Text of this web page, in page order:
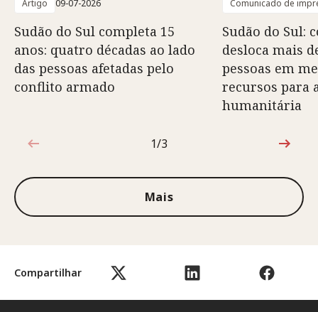
Compartilhar
Artigo 09-07-2026
Sudão do Sul completa 15
anos: quatro décadas ao lado
das pessoas afetadas pelo
conflito armado
Comunicado de
Sudão do Sul:
desloca mais
pessoas em
recursos para
humanitária
1 de 3
1/3
Mais